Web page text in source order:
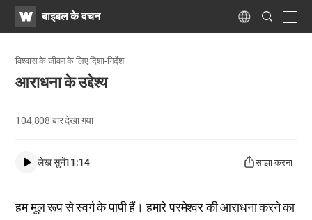
WATVबाइबल के वचन Language
Search
Submit
विश्वास के जीवन के लिए दिशा-निर्देश
आराधना के उद्देश्य
104,808 बार देखा गया
लेख सुनें11:14 साझा करना
हम मूल रूप से स्वर्ग के पापी हैं। हमारे परमेश्वर की आराधना करने का